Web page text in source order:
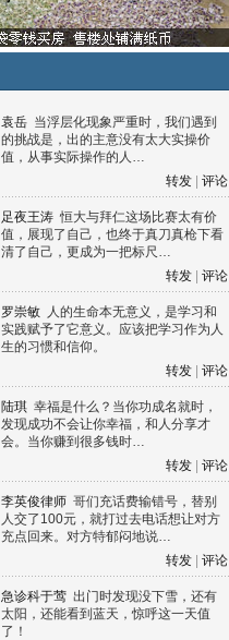
袁岳 当浮层化现象严重时，我们遇到
的挑战是，出的主意没有太大实操价
值，从事实际操作的人…
转发
评论
足夜王涛 恒大与拜仁这场比赛太有价
值，展现了自己，也终于真刀真枪下看
清了自己，更成为一把标尺…
转发
评论
罗崇敏 人的生命本无意义，是学习和
实践赋予了它意义。应该把学习作为人
生的习惯和信仰。
转发
评论
陆琪 幸福是什么？当你功成名就时，
发现成功不会让你幸福，和人分享才
会。当你赚到很多钱时…
转发
评论
李英俊律师 哥们充话费输错号，替别
人交了100元，就打过去电话想让对方
充点回来。对方特郁闷地说…
转发
评论
急诊科于莺 出门时发现没下雪，还有
太阳，还能看到蓝天，惊呼这一天值
了！